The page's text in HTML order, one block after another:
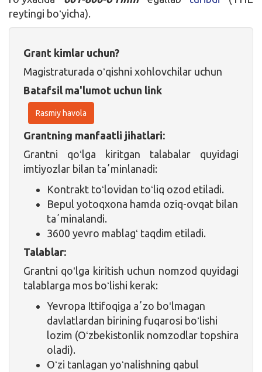
reytingi boʻyicha).
Grant kimlar uchun?
Magistraturada oʻqishni xohlovchilar uchun
Batafsil ma'lumot uchun link
Rasmiy havola
Grantning manfaatli jihatlari:
Grantni qoʻlga kiritgan talabalar quyidagi
imtiyozlar bilan taʼminlanadi:
Kontrakt toʻlovidan toʻliq ozod etiladi.
Bepul yotoqxona hamda oziq-ovqat bilan
taʼminalandi.
3600 yevro mablagʻ taqdim etiladi.
Talablar:
Grantni qoʻlga kiritish uchun nomzod quyidagi
talablarga mos boʻlishi kerak:
Yevropa Ittifoqiga aʼzo boʻlmagan
davlatlardan birining fuqarosi boʻlishi
lozim (Oʻzbekistonlik nomzodlar topshira
oladi).
Oʻzi tanlagan yoʻnalishning qabul